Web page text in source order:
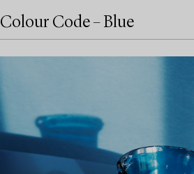
Colour Code – Blue